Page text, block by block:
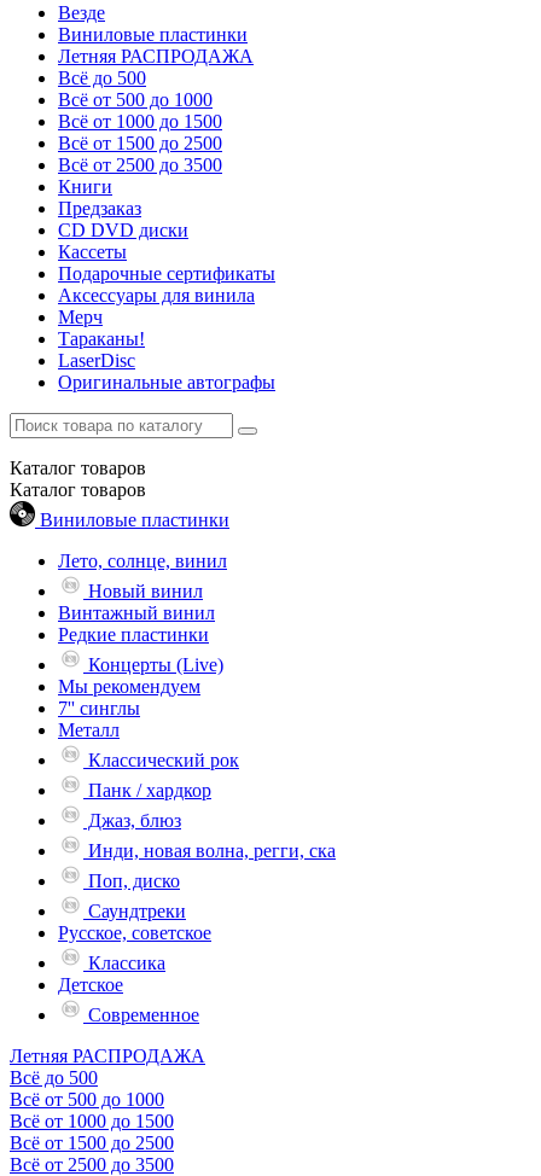
Везде
Виниловые пластинки
Летняя РАСПРОДАЖА
Всё до 500
Всё от 500 до 1000
Всё от 1000 до 1500
Всё от 1500 до 2500
Всё от 2500 до 3500
Книги
Предзаказ
CD DVD диски
Кассеты
Подарочные сертификаты
Аксессуары для винила
Мерч
Тараканы!
LaserDisc
Оригинальные автографы
Каталог товаров
Каталог товаров
Виниловые пластинки
Лето, солнце, винил
Новый винил
Винтажный винил
Редкие пластинки
Концерты (Live)
Мы рекомендуем
7'' синглы
Металл
Классический рок
Панк / хардкор
Джаз, блюз
Инди, новая волна, регги, ска
Поп, диско
Саундтреки
Русское, советское
Классика
Детское
Современное
Летняя РАСПРОДАЖА
Всё до 500
Всё от 500 до 1000
Всё от 1000 до 1500
Всё от 1500 до 2500
Всё от 2500 до 3500